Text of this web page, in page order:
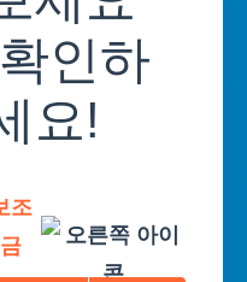
인하
요!
조
금